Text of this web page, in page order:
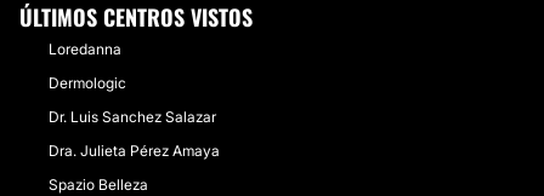
ÚLTIMOS CENTROS VISTOS
Loredanna
Dermologic
Dr. Luis Sanchez Salazar
Dra. Julieta Pérez Amaya
Spazio Belleza